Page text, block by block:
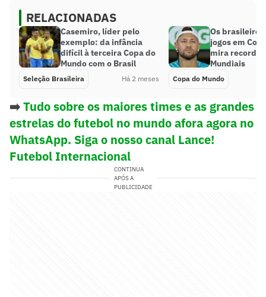
RELACIONADAS
Casemiro, líder pelo
exemplo: da infância
difícil à terceira Copa do
Mundo com o Brasil
Seleção Brasileira Há 2 meses
Os
jogos em
mira recorde
Mundiais
Copa do Mundo
➡️Tudo sobre os maiores times e as grandes
estrelas do futebol no mundo afora agora no
WhatsApp. Siga o nosso canal Lance!
Futebol Internacional
CONTINUA
APÓS A
PUBLICIDADE